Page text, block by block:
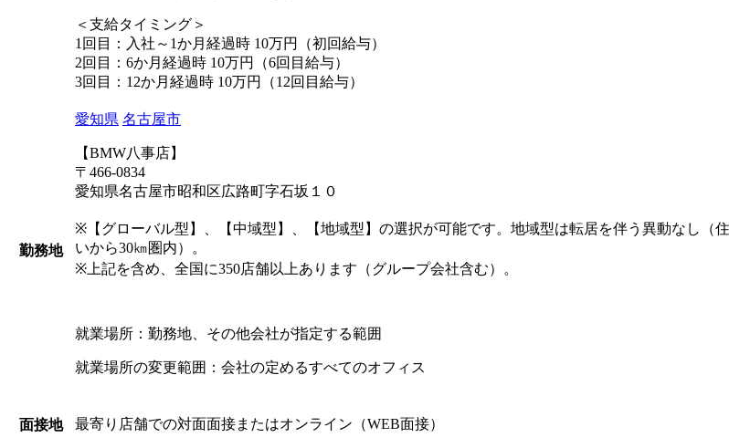
＜支給タイミング＞
1回目：入社～1か月経過時 10万円（初回給与）
2回目：6か月経過時 10万円（6回目給与）
3回目：12か月経過時 10万円（12回目給与）
勤務地
愛知県 名古屋市
【BMW八事店】
〒466-0834
愛知県名古屋市昭和区広路町字石坂１０
※【グローバル型】、【中域型】、【地域型】の選択が可能です。地域型は転居を伴う異動なし（住
いから30㎞圏内）。
※上記を含め、全国に350店舗以上あります（グループ会社含む）。
就業場所：勤務地、その他会社が指定する範囲
就業場所の変更範囲：会社の定めるすべてのオフィス
面接地 最寄り店舗での対面面接またはオンライン（WEB面接）